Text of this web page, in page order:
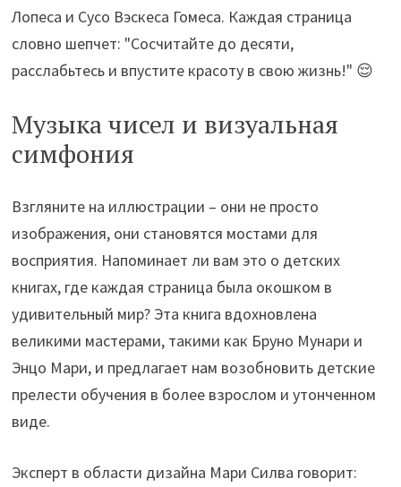
Лопеса и Сусо Вэскеса Гомеса. Каждая страница
словно шепчет: "Сосчитайте до десяти,
расслабьтесь и впустите красоту в свою жизнь!" 😌
Музыка чисел и визуальная
симфония
Взгляните на иллюстрации – они не просто
изображения, они становятся мостами для
восприятия. Напоминает ли вам это о детских
книгах, где каждая страница была окошком в
удивительный мир? Эта книга вдохновлена
великими мастерами, такими как Бруно Мунари и
Энцо Мари, и предлагает нам возобновить детские
прелести обучения в более взрослом и утонченном
виде.
Эксперт в области дизайна Мари Силва говорит: